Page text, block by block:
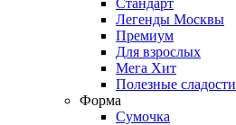
Стандарт
Легенды Москвы
Премиум
Для взрослых
Мега Хит
Полезные сладости
Форма
Сумочка